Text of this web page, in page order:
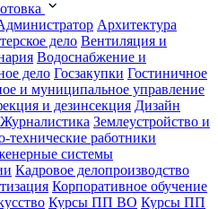
Архитектура
дело Вентиляция и
Водоснабжение и
дело Госзакупки Гостиничное
и муниципальное управление
и дезинсекция Дизайн
Журналистика Землеустройство и
технические работники
системы
Кадровое делопроизводство
Корпоративное обучение
Курсы ПП ВО Курсы ПП